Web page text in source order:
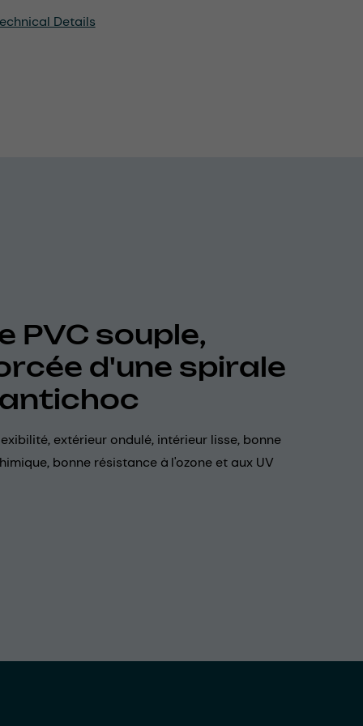
Details
PVC souple,
d'une spirale
extérieur ondulé, intérieur lisse, bonne
bonne résistance à l'ozone et aux UV